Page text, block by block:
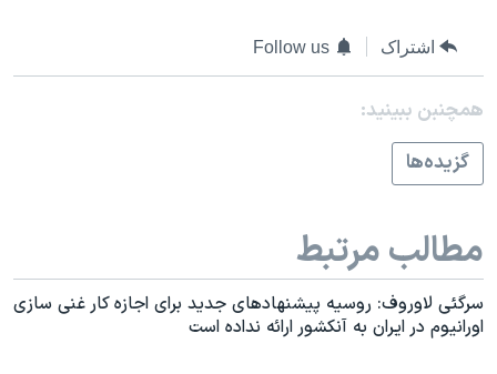
نرگس محمدی برنده جایزه نوبل صلح
همایش محافظه‌کاران آمریکا «سی‌پک»
صفحه‌های ویژه
اشتراک Follow us
همچنبن ببینید:
گزيده‌ها
مطالب مرتبط
سرگئی لاوروف: روسيه پيشنهادهای جديد برای اجازه کار غنی سازی
اورانيوم در ايران به آنکشور ارائه نداده است